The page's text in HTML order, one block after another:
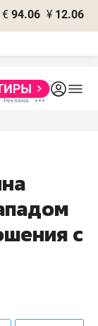
€ 94.06 ¥ 12.06
с